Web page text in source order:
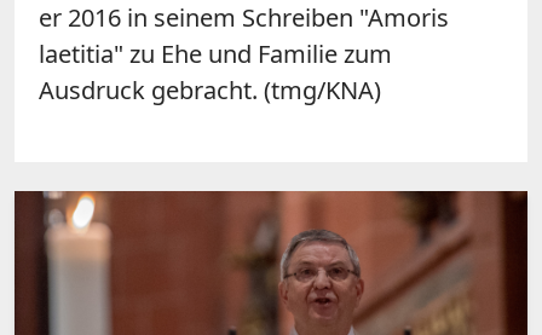
er 2016 in seinem Schreiben "Amoris
laetitia" zu Ehe und Familie zum
Ausdruck gebracht. (tmg/KNA)